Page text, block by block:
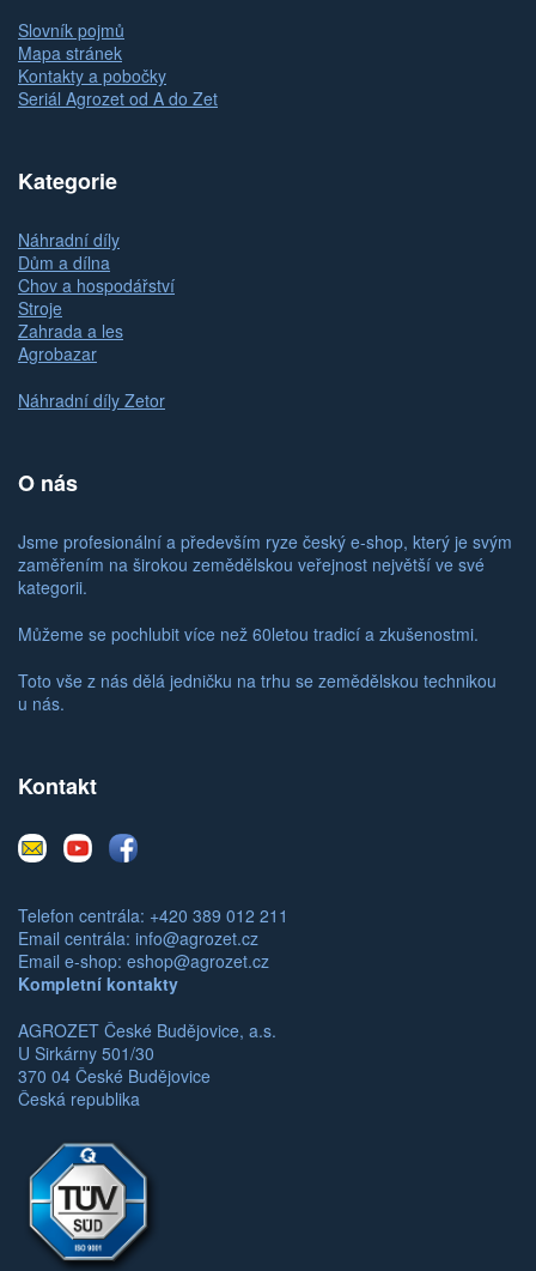
Slovník pojmů
Mapa stránek
Kontakty a pobočky
Seriál Agrozet od A do Zet
Kategorie
Náhradní díly
Dům a dílna
Chov a hospodářství
Stroje
Zahrada a les
Agrobazar
Náhradní díly Zetor
O nás
Jsme profesionální a především ryze český e-shop, který je svým
zaměřením na širokou zemědělskou veřejnost největší ve své
kategorii.
Můžeme se pochlubit více než 60letou tradicí a zkušenostmi.
Toto vše z nás dělá jedničku na trhu se zemědělskou technikou
u nás.
Kontakt
E-
mail
YoutubeFacebook
Telefon centrála: +420 389 012 211
Email centrála: info@agrozet.cz
Email e-shop: eshop@agrozet.cz
Kompletní kontakty
AGROZET České Budějovice, a.s.
U Sirkárny 501/30
370 04 České Budějovice
Česká republika